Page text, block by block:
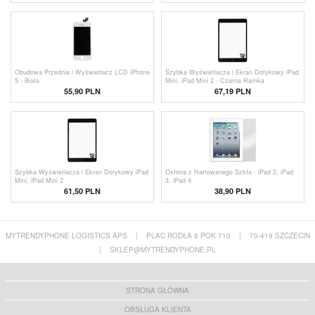
Obudowa Przednia i Wyświetlacz LCD iPhone
5 - Biała
55,90 PLN
Szybka Wyświetlacza i Ekran Dotykowy iPad
Mini, iPad Mini 2 - Czarna Ramka
67,19 PLN
Szybka Wyświetlacza i Ekran Dotykowy iPad
Mini, iPad Mini 2
61,50 PLN
Osłona z Hartowanego Szkła - iPad 2, iPad
3, iPad 4
38,90 PLN
MYTRENDYPHONE LOGISTICS APS | PLAC RODŁA 8 POK 710 |
70-419 SZCZECIN
|
SKLEP@MYTRENDYPHONE.PL
STRONA GŁÓWNA
OBSŁUGA KLIENTA